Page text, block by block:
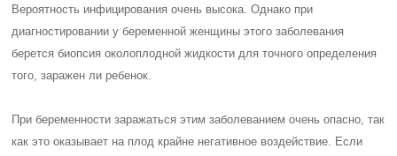
Вероятность инфицирования очень высока. Однако при
диагностировании у беременной женщины этого заболевания
берется биопсия околоплодной жидкости для точного определения
того, заражен ли ребенок.
При беременности заражаться этим заболеванием очень опасно, так
как это оказывает на плод крайне негативное воздействие. Если